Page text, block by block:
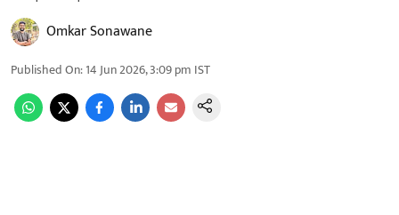
Omkar Sonawane
Published On:14 Jun 2026, 3:09 pm IST